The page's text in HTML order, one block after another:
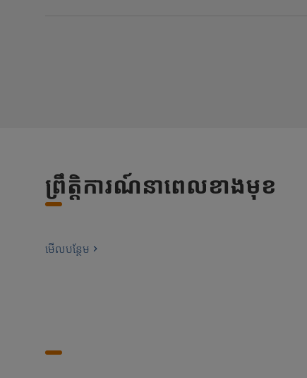
ព្រឹត្តិការណ៍នាពេលខាងមុខ
មើល​បន្ថែម